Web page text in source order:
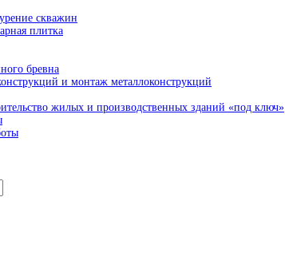
скважин
плитка
бревна
и монтаж металлоконструкций
жилых и производственных зданий «под ключ»